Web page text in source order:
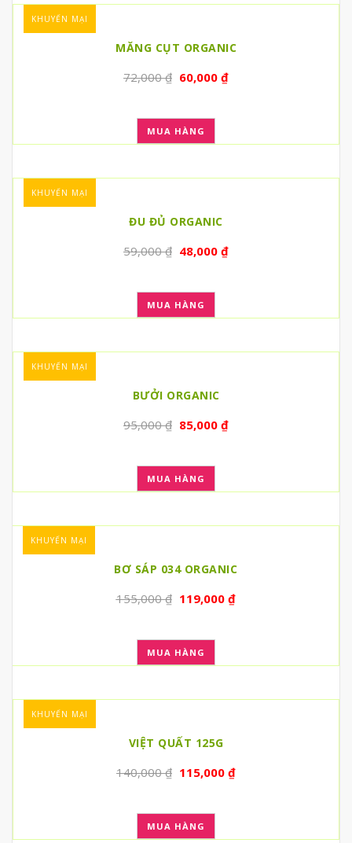
KHUYẾN MẠI
MĂNG CỤT ORGANIC
72,000₫ 60,000 ₫
MUA HÀNG
KHUYẾN MẠI
ĐU ĐỦ ORGANIC
59,000₫ 48,000 ₫
MUA HÀNG
KHUYẾN MẠI
BƯỞI ORGANIC
95,000₫ 85,000 ₫
MUA HÀNG
KHUYẾN MẠI
BƠ SÁP 034 ORGANIC
155,000₫ 119,000 ₫
MUA HÀNG
KHUYẾN MẠI
VIỆT QUẤT 125G
140,000₫ 115,000 ₫
MUA HÀNG